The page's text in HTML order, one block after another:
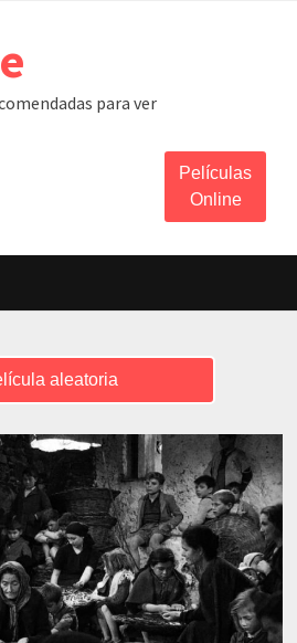
para ver
Películas
Online
aleatoria